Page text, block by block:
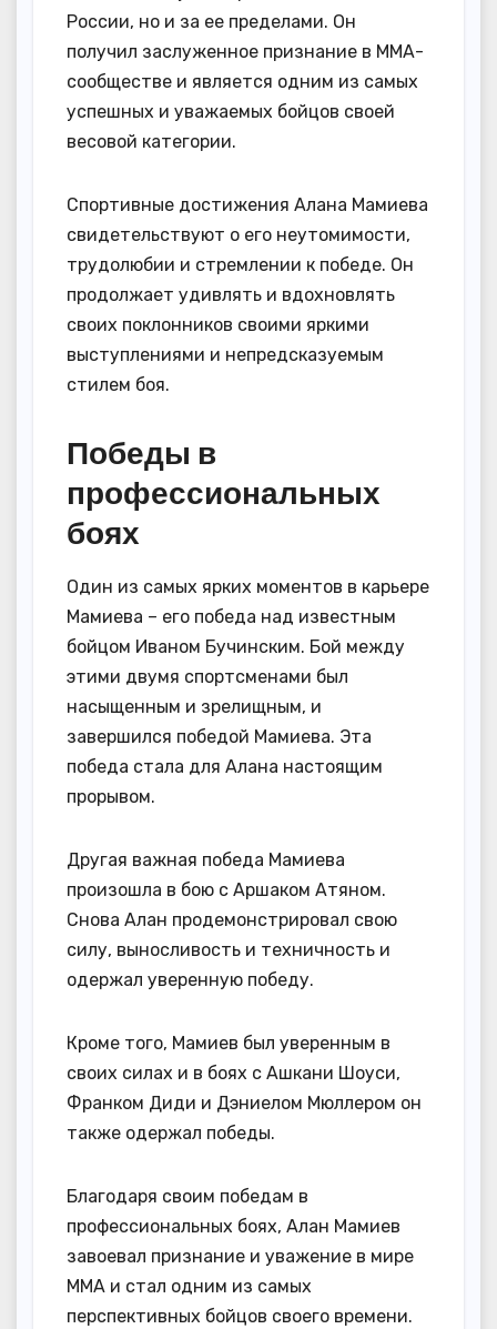
России, но и за ее пределами. Он
получил заслуженное признание в ММА-
сообществе и является одним из самых
успешных и уважаемых бойцов своей
весовой категории.
Спортивные достижения Алана Мамиева
свидетельствуют о его неутомимости,
трудолюбии и стремлении к победе. Он
продолжает удивлять и вдохновлять
своих поклонников своими яркими
выступлениями и непредсказуемым
стилем боя.
Победы в
профессиональных
боях
Один из самых ярких моментов в карьере
Мамиева – его победа над известным
бойцом Иваном Бучинским. Бой между
этими двумя спортсменами был
насыщенным и зрелищным, и
завершился победой Мамиева. Эта
победа стала для Алана настоящим
прорывом.
Другая важная победа Мамиева
произошла в бою с Аршаком Атяном.
Снова Алан продемонстрировал свою
силу, выносливость и техничность и
одержал уверенную победу.
Кроме того, Мамиев был уверенным в
своих силах и в боях с Ашкани Шоуси,
Франком Диди и Дэниелом Мюллером он
также одержал победы.
Благодаря своим победам в
профессиональных боях, Алан Мамиев
завоевал признание и уважение в мире
ММА и стал одним из самых
перспективных бойцов своего времени.